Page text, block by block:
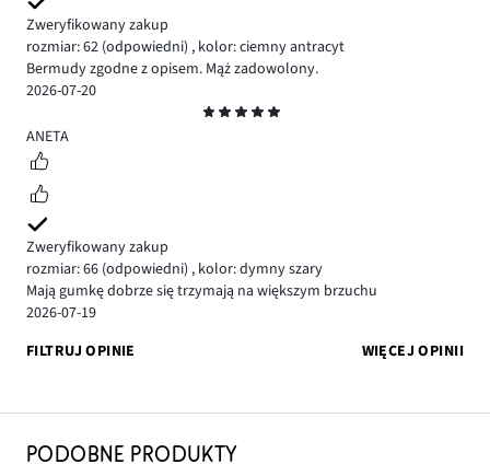
Zweryfikowany zakup
rozmiar: 62 (odpowiedni) , kolor: ciemny antracyt
Bermudy zgodne z opisem. Mąż zadowolony.
2026-07-20
5
ANETA
Zweryfikowany zakup
rozmiar: 66 (odpowiedni) , kolor: dymny szary
Mają gumkę dobrze się trzymają na większym brzuchu
2026-07-19
FILTRUJ OPINIE
WIĘCEJ OPINII
PODOBNE PRODUKTY